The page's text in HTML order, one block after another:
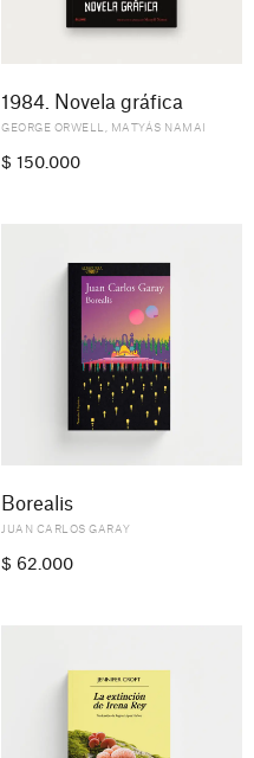
1984. Novela gráfica
GEORGE ORWELL , MATYÁS NAMAI
$ 150.000
Borealis
JUAN CARLOS GARAY
$ 62.000